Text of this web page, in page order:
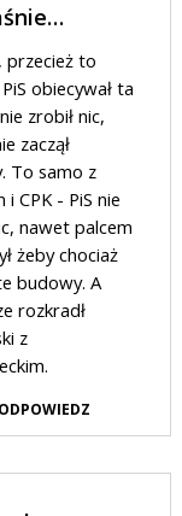
przecież to
obiecywał ta
zrobił nic,
zaczął
To samo z
CPK - PiS nie
nawet palcem
żeby chociaż
budowy. A
rozkradł
z
ODPOWIEDZ